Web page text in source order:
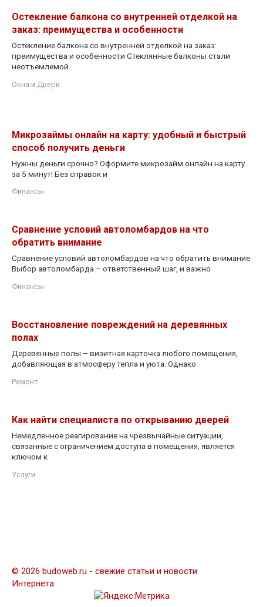
Остекление балкона со внутренней отделкой на
заказ: преимущества и особенности
Остекление балкона со внутренней отделкой на заказ:
преимущества и особенности Стеклянные балконы стали
неотъемлемой
Окна и Двери
Микрозаймы онлайн на карту: удобный и быстрый
способ получить деньги
Нужны деньги срочно? Оформите микрозайм онлайн на карту
за 5 минут! Без справок и
Финансы
Сравнение условий автоломбардов на что
обратить внимание
Сравнение условий автоломбардов на что обратить внимание
Выбор автоломбарда – ответственный шаг, и важно
Финансы
Восстановление повреждений на деревянных
полах
Деревянные полы – визитная карточка любого помещения,
добавляющая в атмосферу тепла и уюта. Однако
Ремонт
Как найти специалиста по открыванию дверей
Немедленное реагирование на чрезвычайные ситуации,
связанные с ограничением доступа в помещения, является
ключом к
Услуги
© 2026 budoweb.ru - свежие статьи и новости
Интернета